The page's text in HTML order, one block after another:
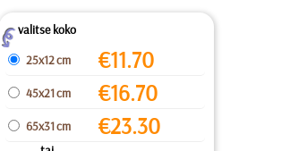
Zvalitse koko
25x12 cm
€11.70
45x21 cm €16.70
65x31 cm €23.30